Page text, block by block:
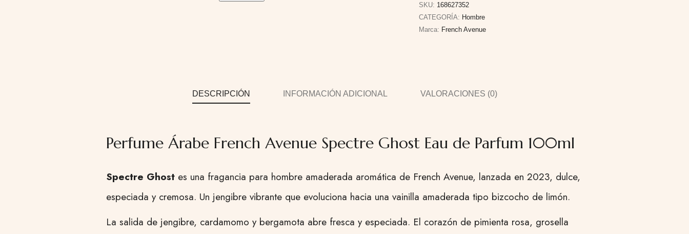
SKU: 168627352
CATEGORÍA: Hombre
Marca: French Avenue
DESCRIPCIÓN INFORMACIÓN ADICIONAL VALORACIONES (0)
Perfume Árabe French Avenue Spectre Ghost Eau de Parfum 100ml
Spectre Ghost es una fragancia para hombre amaderada aromática de French Avenue, lanzada en 2023, dulce,
especiada y cremosa. Un jengibre vibrante que evoluciona hacia una vainilla amaderada tipo bizcocho de limón.
La salida de jengibre, cardamomo y bergamota abre fresca y especiada. El corazón de pimienta rosa, grosella